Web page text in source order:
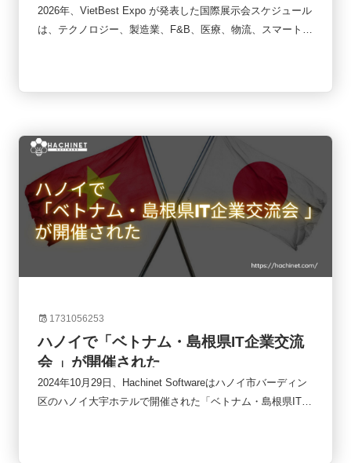
2026年、VietBest Expo が発表した国際展示会スケジュール
は、テクノロジー、製造業、F&B、医療、物流、スマートシ
1731056253
ハノイで「ベトナム・島根県IT企業交流
会 」が開催された
2024年10月29日、Hachinet Softwareはハノイ市バーディン
区のハノイ大宇ホテルで開催された「ベトナム・島根県IT企